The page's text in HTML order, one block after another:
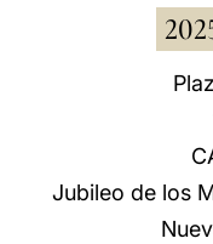
Jubileo de los